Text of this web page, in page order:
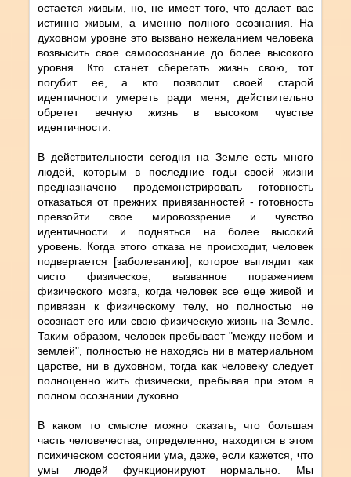
остается живым, но, не имеет того, что делает вас
истинно живым, а именно полного осознания. На
духовном уровне это вызвано нежеланием человека
возвысить свое самоосознание до более высокого
уровня. Кто станет сберегать жизнь свою, тот
погубит ее, а кто позволит своей старой
идентичности умереть ради меня, действительно
обретет вечную жизнь в высоком чувстве
идентичности.
В действительности сегодня на Земле есть много
людей, которым в последние годы своей жизни
предназначено продемонстрировать готовность
отказаться от прежних привязанностей - готовность
превзойти свое мировоззрение и чувство
идентичности и подняться на более высокий
уровень. Когда этого отказа не происходит, человек
подвергается [заболеванию], которое выглядит как
чисто физическое, вызванное поражением
физического мозга, когда человек все еще живой и
привязан к физическому телу, но полностью не
осознает его или свою физическую жизнь на Земле.
Таким образом, человек пребывает "между небом и
землей", полностью не находясь ни в материальном
царстве, ни в духовном, тогда как человеку следует
полноценно жить физически, пребывая при этом в
полном осознании духовно.
В каком то смысле можно сказать, что большая
часть человечества, определенно, находится в этом
психическом состоянии ума, даже, если кажется, что
умы людей функционируют нормально. Мы